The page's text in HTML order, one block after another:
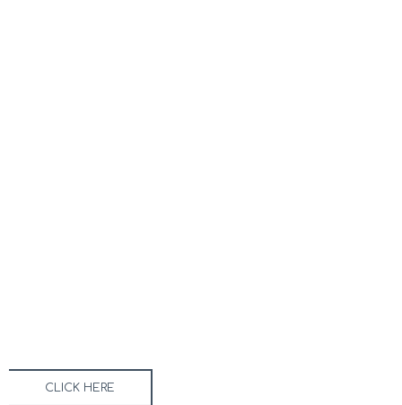
CLICK HERE